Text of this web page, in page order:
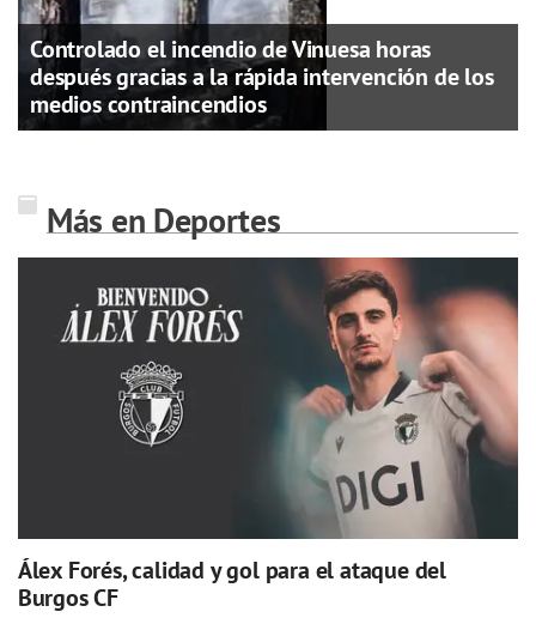
Controlado el incendio de Vinuesa horas
después gracias a la rápida intervención de los
medios contraincendios
Más en Deportes
Álex Forés, calidad y gol para el ataque del
Burgos CF